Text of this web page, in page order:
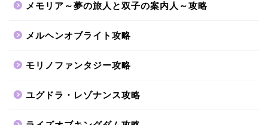
メモリア～夢の旅人と双子の案内人～攻略
メルヘンオブライト攻略
モリノファンタジー攻略
ユグドラ・レゾナンス攻略